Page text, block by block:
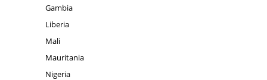
Gambia
Liberia
Mali
Mauritania
Nigeria